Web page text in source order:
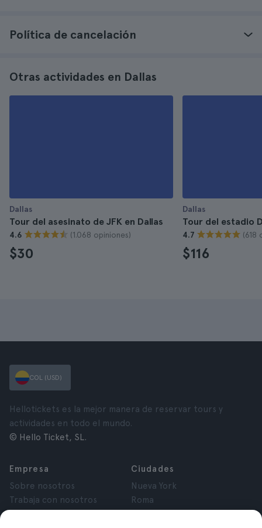
Política de cancelación
Otras actividades en Dallas
Dallas
Tour del asesinato de JFK en Dallas
4.6 (1.068 opiniones)
$30
Dallas
Tour del estadio
4.7 (618
$116
COL (USD)
Hellotickets es la mejor manera de reservar tours y
actividades en todo el mundo.
© Hello Ticket, SL.
Empresa
Sobre nosotros
Trabaja con nosotros
Ciudades
Nueva York
Roma